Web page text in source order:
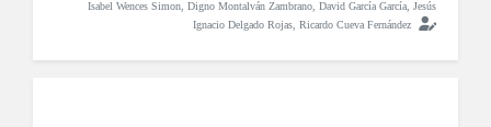
Isabel Wences Simon Digno Montalván Zambrano David García García Jesús
Ignacio Delgado Rojas Ricardo Cueva Fernández